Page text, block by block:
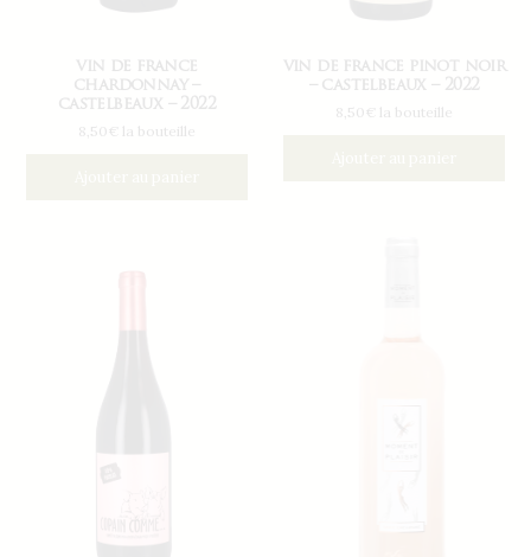
vin de france
chardonnay –
castelbeaux – 2022
8,50€ la bouteille
vin de france pinot noir
– castelbeaux – 2022
8,50€ la bouteille